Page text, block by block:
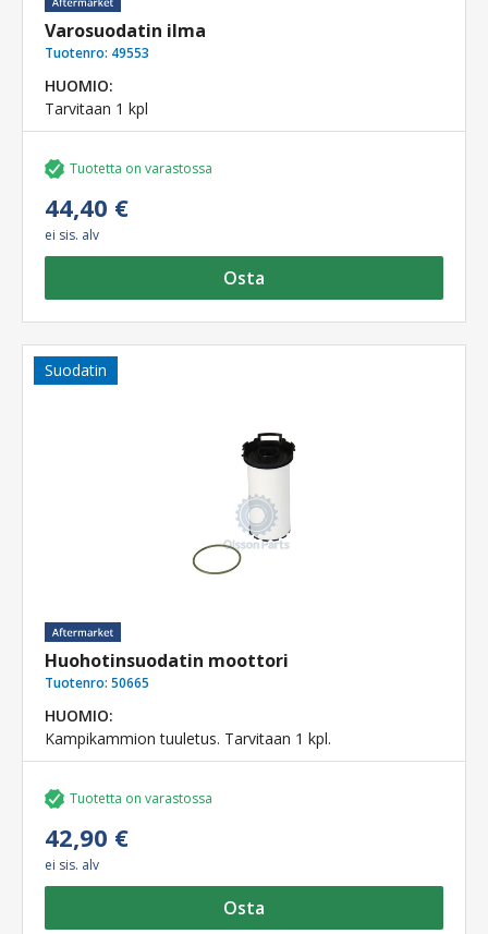
Varosuodatin ilma
Tuotenro: 49553
HUOMIO:
Tarvitaan 1 kpl
Tuotetta on varastossa
44,40 €
ei sis. alv
Osta
Suodatin
Huohotinsuodatin moottori
Tuotenro: 50665
HUOMIO:
Kampikammion tuuletus. Tarvitaan 1 kpl.
Tuotetta on varastossa
42,90 €
ei sis. alv
Osta